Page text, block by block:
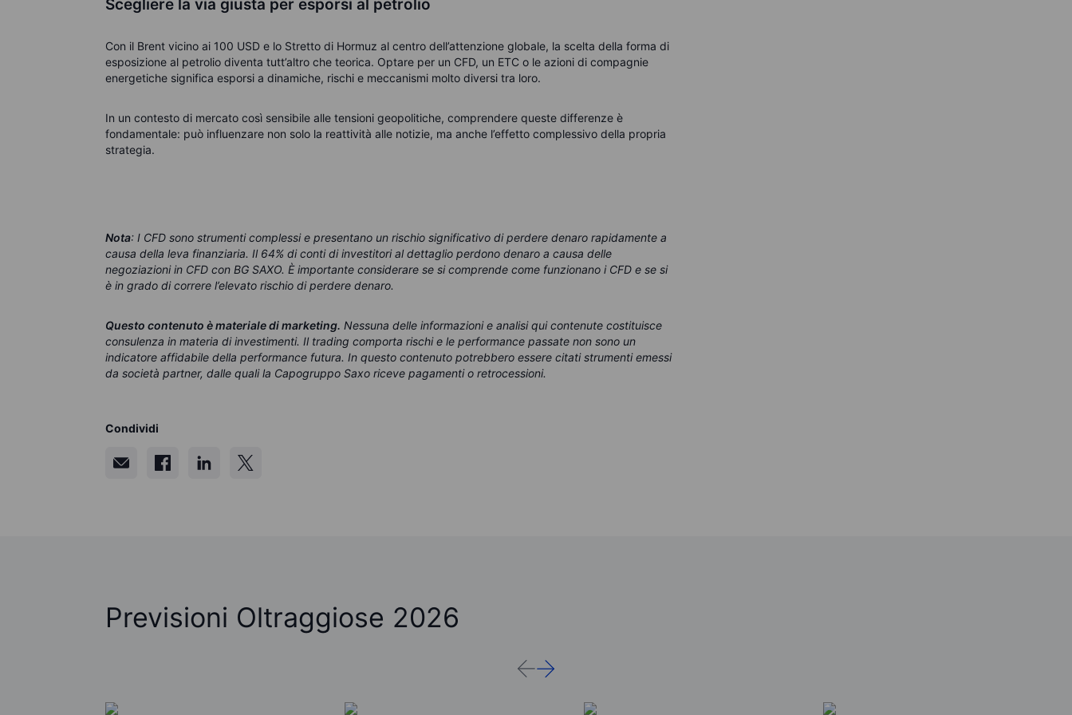
Scegliere la via giusta per esporsi al petrolio
Con il Brent vicino ai 100 USD e lo Stretto di Hormuz al centro dell’attenzione globale, la scelta della forma di
esposizione al petrolio diventa tutt’altro che teorica. Optare per un CFD, un ETC o le azioni di compagnie
energetiche significa esporsi a dinamiche, rischi e meccanismi molto diversi tra loro.
In un contesto di mercato così sensibile alle tensioni geopolitiche, comprendere queste differenze è
fondamentale: può influenzare non solo la reattività alle notizie, ma anche l’effetto complessivo della propria
strategia.
Nota: I CFD sono strumenti complessi e presentano un rischio significativo di perdere denaro rapidamente a
causa della leva finanziaria. Il 64% di conti di investitori al dettaglio perdono denaro a causa delle
negoziazioni in CFD con BG SAXO. È importante considerare se si comprende come funzionano i CFD e se si
è in grado di correre l’elevato rischio di perdere denaro.
Questo contenuto è materiale di marketing. Nessuna delle informazioni e analisi qui contenute costituisce
consulenza in materia di investimenti. Il trading comporta rischi e le performance passate non sono un
indicatore affidabile della performance futura. In questo contenuto potrebbero essere citati strumenti emessi
da società partner, dalle quali la Capogruppo Saxo riceve pagamenti o retrocessioni.
Condividi
Previsioni Oltraggiose 2026